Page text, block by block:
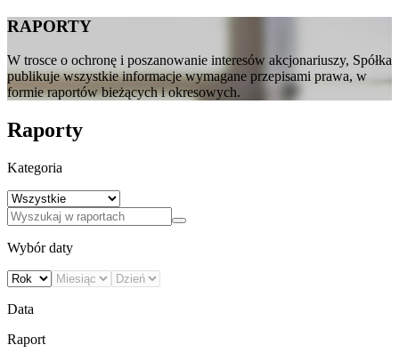
RAPORTY
W trosce o ochronę i poszanowanie interesów akcjonariuszy, Spółka
publikuje wszystkie informacje wymagane przepisami prawa, w
formie raportów bieżących i okresowych.
Raporty
Kategoria
Wybór daty
Data
Raport